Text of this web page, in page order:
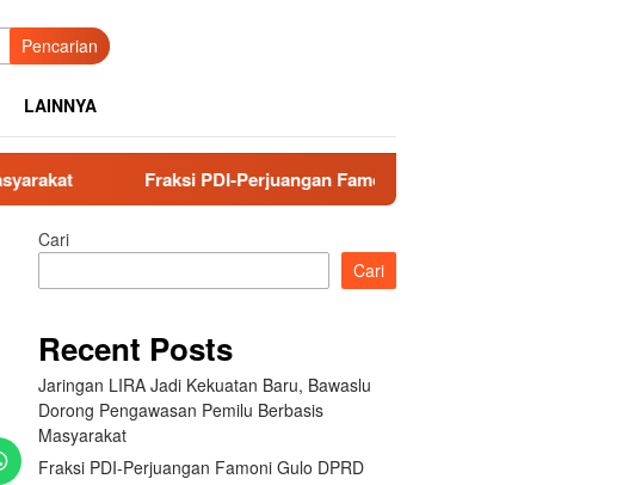
Pencarian
LAINNYA
Fraksi PDI-Perjuangan Famoni Gulo DPRD Tapteng, Bungkam Saat
Cari
Cari
Recent Posts
Jaringan LIRA Jadi Kekuatan Baru, Bawaslu
Dorong Pengawasan Pemilu Berbasis
Masyarakat
Fraksi PDI-Perjuangan Famoni Gulo DPRD